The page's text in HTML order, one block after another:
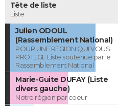
Tête de liste
Liste
Julien ODOUL
(Rassemblement National)
POUR UNE REGION QUI VOUS
PROTEGE Liste soutenue par le
Rassemblement National
Marie-Guite DUFAY (Liste
divers gauche)
Notre région par coeur